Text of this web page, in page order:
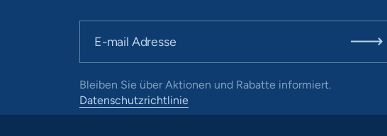
Bleiben Sie über Aktionen und Rabatte informiert.
Datenschutzrichtlinie